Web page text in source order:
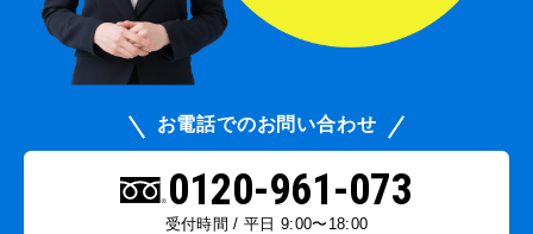
お電話でのお問い合わせ
0120-961-073
受付時間 / 平日 9:00〜18:00